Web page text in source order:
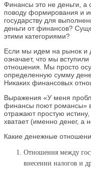
Финансы это не деньги,
поводу формирования и
государству для
деньги от финансов?
этими категориями?
Если мы идем на рынок и
означает, что мы
отношения. Мы просто
определенную сумму
Никаких финансовых
Выражения «У меня
финансы поют романсы»
отражают простую истину,
хватает (именно денег, а
Какие денежные
Отношения между
внесении налогов и